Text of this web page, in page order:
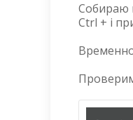
Собираю
Ctrl + i